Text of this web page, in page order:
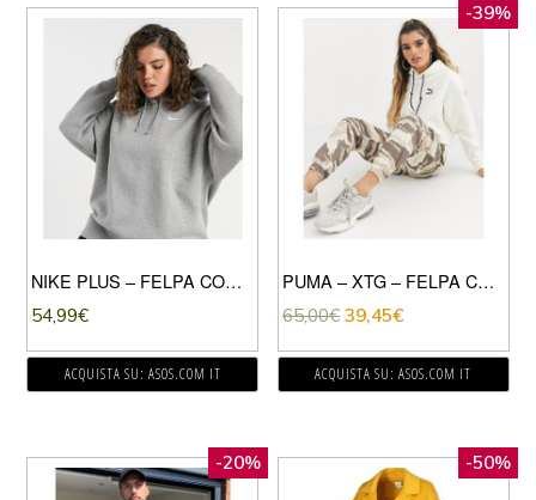
NIKE PLUS – FELPA CON CAPPUCCIO OVERSIZE CON MINI LOGO NIKE GRIGIA-GRIGIO
54,99€
ACQUISTA SU: ASOS.COM IT
-39%
PUMA – XTG – FELPA CORTA CON CAPPUCCIO E STAMPA SUL RETRO-BEIGE
65,00€ 39,45€
ACQUISTA SU: ASOS.COM IT
-20% -50%